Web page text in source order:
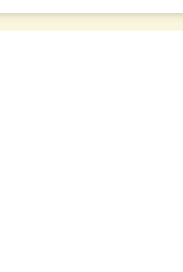
Juist zij staan